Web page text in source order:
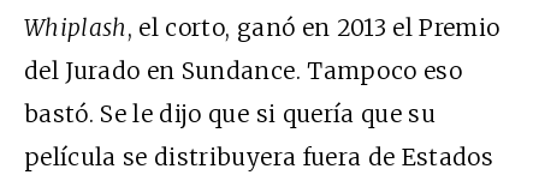
Whiplash, el corto, ganó en 2013 el Premio
del Jurado en Sundance. Tampoco eso
bastó. Se le dijo que si quería que su
película se distribuyera fuera de Estados